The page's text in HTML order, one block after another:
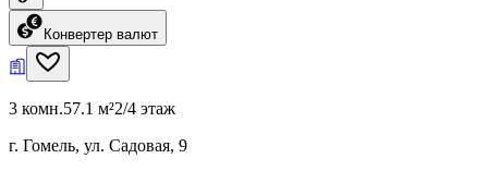
Конвертер валют
3 комн.57.1 м²2/4 этаж
г. Гомель, ул. Садовая, 9